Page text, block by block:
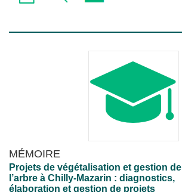
MÉMOIRE
Projets de végétalisation et gestion de
l’arbre à Chilly-Mazarin : diagnostics,
élaboration et gestion de projets